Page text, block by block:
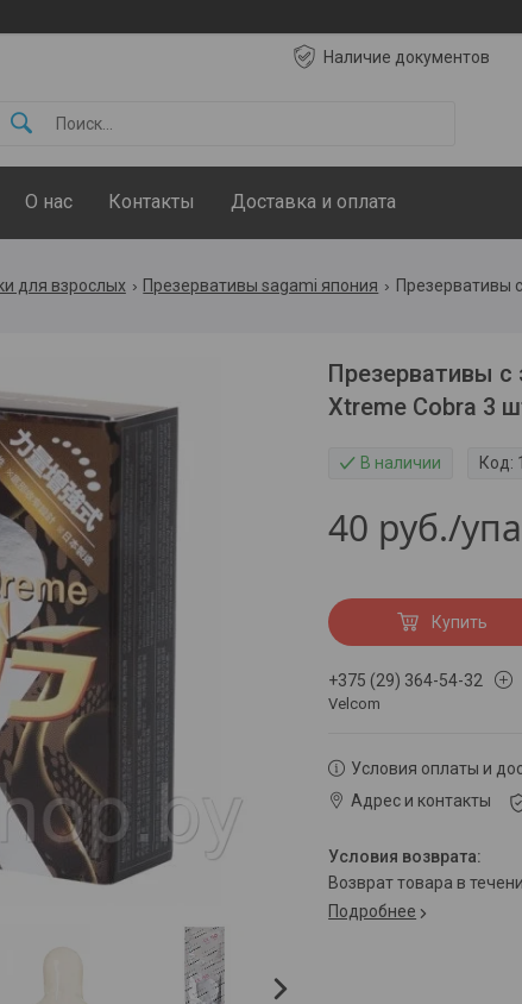
Наличие документов
О нас Контакты Доставка и оплата
для взрослых Презервативы sagami япония
Презервативы
Xtreme Cobra 3
В наличии Код:
40 руб./
Купить
+375 (29) 364-54-32
Velcom
Условия оплаты и
Адрес и контакты
возврат товара в
Подробнее